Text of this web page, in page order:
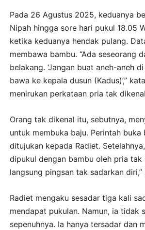
Pada 26 Agustus 2025, keduanya
Nipah hingga sore hari pukul 18.05
ketika keduanya hendak pulang.
membawa bambu. “Ada seseorang
belakang. ‘Jangan buat aneh-aneh
bawa ke kepala dusun (Kadus)’,”
menirukan perkataan pria tak
Orang tak dikenal itu, sebutnya,
untuk membuka baju. Perintah buka
ditujukan kepada Radiet.
dipukul dengan bambu oleh pria tak
langsung pingsan tak sadarkan diri,”
Radiet mengaku sesadar tiga kali
mendapat pukulan. Namun, ia tidak
sepenuhnya. Ia hanya tersadar dan